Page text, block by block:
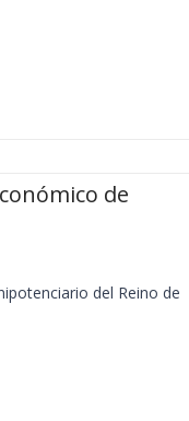
de
del Reino de